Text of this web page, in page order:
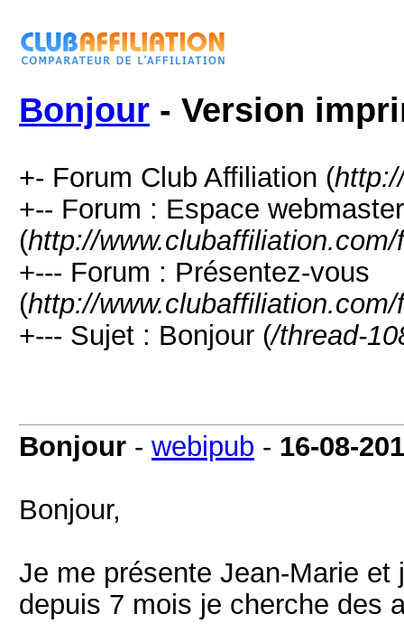
Bonjour - Version
+- Forum Club Affiliation (
+-- Forum : Espace webmaster
(http://
+--- Forum : Présentez-vous
(http://
+--- Sujet : Bonjour (/thread-
Bonjour - webipub - 16-08-
Bonjour,
Je me présente Jean-Marie
depuis 7 mois je cherche des